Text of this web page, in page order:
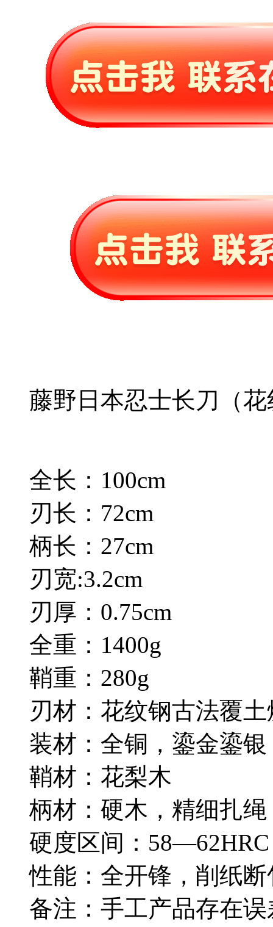
藤野日本忍士长刀（
全长：100cm
刃长：72cm
柄长：27cm
刃宽:3.2cm
刃厚：0.75cm
全重：1400g
鞘重：280g
刃材：花纹钢古法覆
装材：全铜，鎏金鎏银
鞘材：花梨木
柄材：硬木，精细扎绳
硬度区间：58—62HRC
性能：全开锋，削纸
备注：手工产品存在